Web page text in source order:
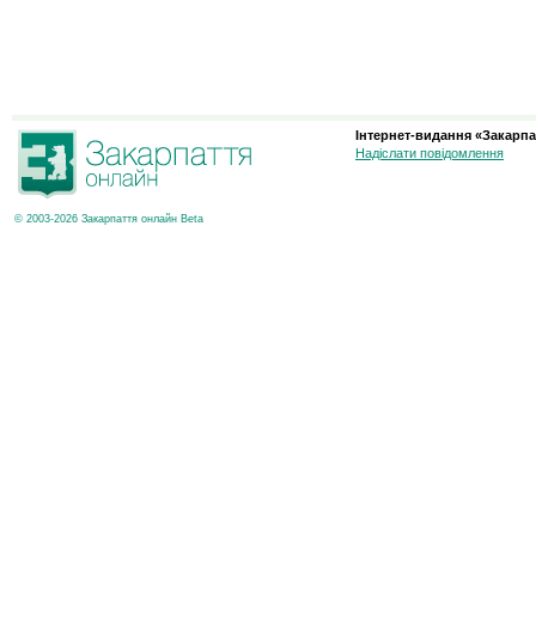
© 2003-2026 Закарпаття онлайн Beta
Інтернет-видання
Надіслати повідомлення